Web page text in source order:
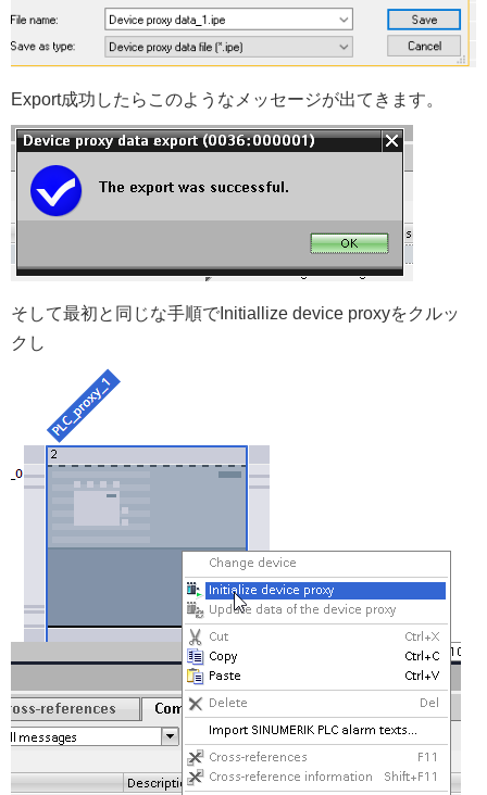
Export成功したらこのようなメッセージが出てきます。
そして最初と同じな手順でInitiallize device proxyをクルッ
クし